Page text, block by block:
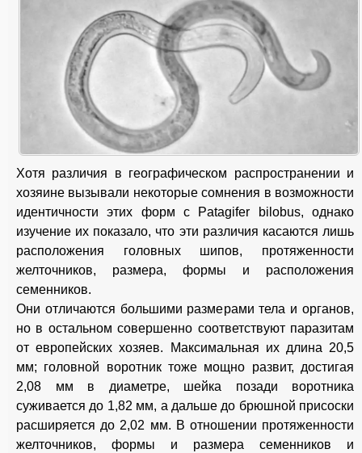
Хотя различия в географическом распространении и
хозяине вызывали некоторые сомнения в возможности
идентичности этих форм с Patagifer bilobus, однако
изучение их показало, что эти различия касаются лишь
расположения головных шипов, протяженности
желточников, размера, формы и расположения
семенников.
Они отличаются большими размерами тела и органов,
но в остальном совершенно соответствуют паразитам
от европейских хозяев. Максимальная их длина 20,5
мм; головной воротник тоже мощно развит, достигая
2,08 мм в диаметре, шейка позади воротника
суживается до 1,82 мм, а дальше до брюшной присоски
расширяется до 2,02 мм. В отношении протяженности
желточников, формы и размера семенников и